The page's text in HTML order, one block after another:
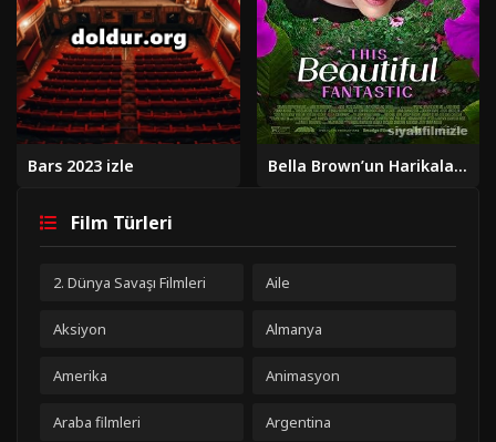
Bars 2023 izle Bella Brown’un Harikalar Bahçesi 2016 izle
Film Türleri
2. Dünya Savaşı Filmleri Aile
Aksiyon Almanya
Amerika Animasyon
Araba filmleri Argentina